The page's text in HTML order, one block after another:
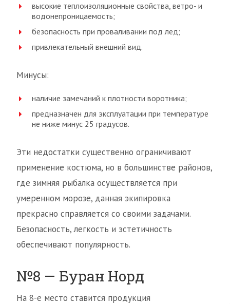
высокие теплоизоляционные свойства, ветро- и
водонепроницаемость;
безопасность при проваливании под лед;
привлекательный внешний вид.
Минусы:
наличие замечаний к плотности воротника;
предназначен для эксплуатации при температуре
не ниже минус 25 градусов.
Эти недостатки существенно ограничивают
применение костюма, но в большинстве районов,
где зимняя рыбалка осуществляется при
умеренном морозе, данная экипировка
прекрасно справляется со своими задачами.
Безопасность, легкость и эстетичность
обеспечивают популярность.
№8 — Буран Норд
На 8-е место ставится продукция